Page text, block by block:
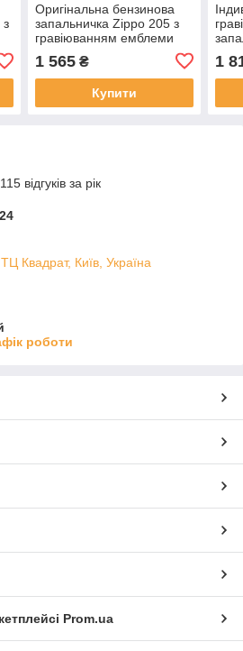
Оригінальна бензинова
запальничка Zippo 205 з
гравіюванням емблеми
ДПСУ та номером жетона
прикордонника
1 565₴
Купити
1
відгуків за рік
Квадрат, Київ, Україна
роботи
Prom.ua